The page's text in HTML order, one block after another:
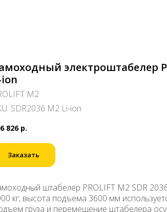
электроштабелер
M2
SDR2036 M2 Li-ion
826 р.
Заказать
штабелер PROLIFT M2 SDR
кг, высота подъема 3600 мм
груза и перемещение штабелера